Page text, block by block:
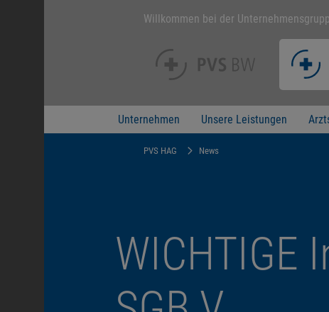
Willkommen bei der
Unternehmen Unsere Leistungen
PVS HAG News
WICHTIGE